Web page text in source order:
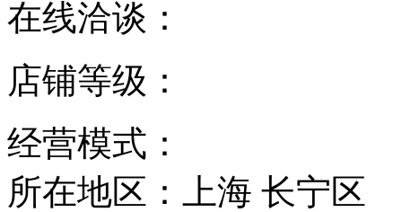
在线洽谈：
店铺等级：
经营模式：
所在地区：上海 长宁区